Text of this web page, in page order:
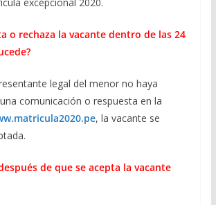
excepcional 2020.
o rechaza la vacante dentro de las 24
legal del menor no haya
comunicación o respuesta en la
, la vacante se
de que se acepta la vacante